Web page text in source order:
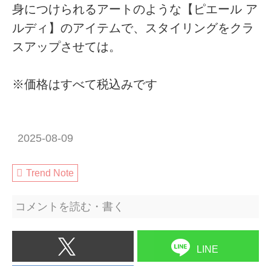
身につけられるアートのような【ピエール ア
ルディ】のアイテムで、スタイリングをクラ
スアップさせては。
※価格はすべて税込みです
2025-08-09
Trend Note
コメントを読む・書く
LINE